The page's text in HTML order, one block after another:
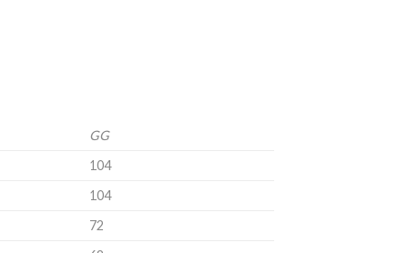
GG
104
104
72